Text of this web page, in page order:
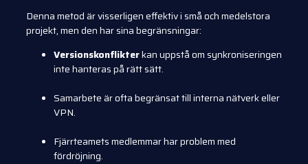
Denna metod är visserligen effektiv i små och medelstora
projekt, men den har sina begränsningar:
Versionskonflikterkan uppstå om synkroniseringen
inte hanteras på rätt sätt.
Samarbete är ofta begränsat till interna nätverk eller
VPN.
Fjärrteamets medlemmar har problem med
fördröjning.